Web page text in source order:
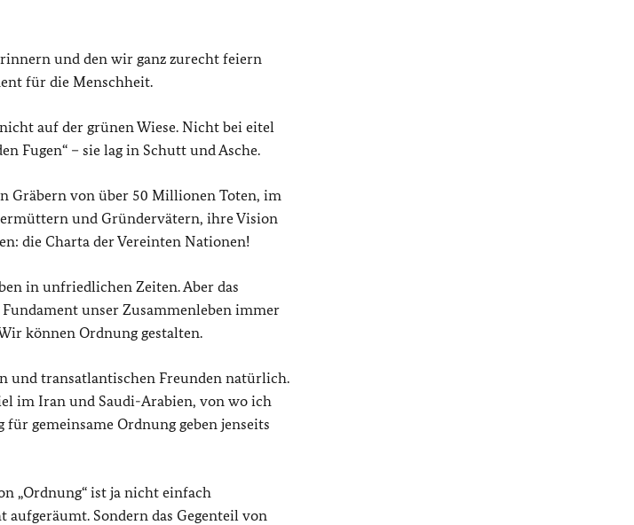
und den wir ganz zurecht feiern
für die Menschheit.
auf der grünen Wiese. Nicht bei eitel
Fugen“ – sie lag in Schutt und Asche.
Gräbern von über 50 Millionen Toten, im
und Gründervätern, ihre Vision
die Charta der Vereinten Nationen!
in unfriedlichen Zeiten. Aber das
unser Zusammenleben immer
können Ordnung gestalten.
und transatlantischen Freunden natürlich.
im Iran und Saudi-Arabien, von wo ich
gemeinsame Ordnung geben jenseits
„Ordnung“ ist ja nicht einfach
aufgeräumt. Sondern das Gegenteil von